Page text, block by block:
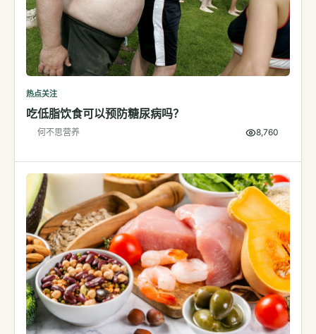
视频
视频博客
营养科普视频
热点关注
吃低脂饮食可以预防糖尿病吗？
何不思营养 8,760